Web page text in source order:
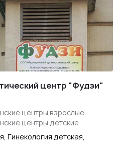
центр "Фудзи"
центры взрослые,
центры детские
Гинекология детская,